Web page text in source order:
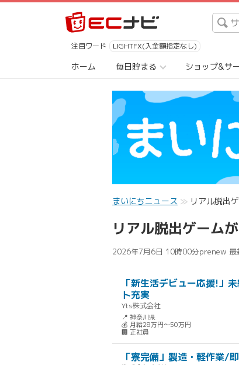
注目ワード LIGHTFX(入金額指定なし)
ホーム 毎日貯まる ショップ&サ
まいにちニュース リアル脱出
リアル脱出ゲーム
2026年7月6日 10時00分prenew 最
「新生活デビュー応援!」
ト充実
Yts株式会社
📍 神奈川県
💰 月給28万円～50万円
🏢 正社員
「寮完備」製造・軽作業/